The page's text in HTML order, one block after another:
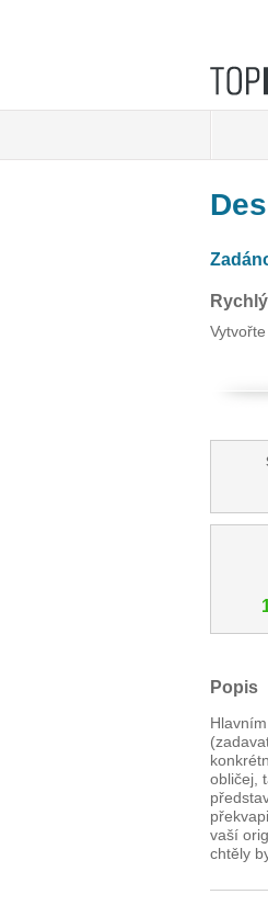
Popis
obličej,
vaší
chtěly